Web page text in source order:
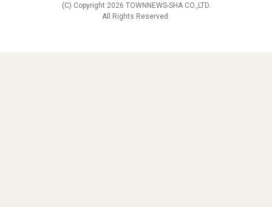
(C) Copyright 2026 TOWNNEWS-SHA CO.,LTD.
All Rights Reserved.